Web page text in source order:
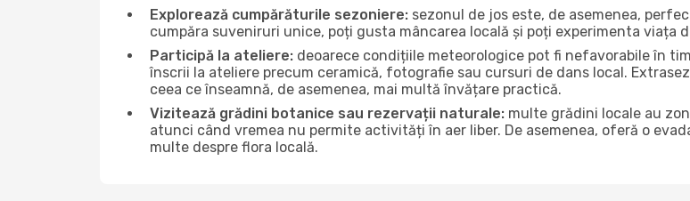
Explorează cumpărăturile sezoniere: sezonul de jos este, de asemenea,
cumpăra suveniruri unice, poți gusta mâncarea locală și poți experimenta viața
Participă la ateliere: deoarece condițiile meteorologice pot fi nefavorabile în
înscrii la ateliere precum ceramică, fotografie sau cursuri de dans local.
ceea ce înseamnă, de asemenea, mai multă învățare practică.
Vizitează grădini botanice sau rezervații naturale: multe grădini locale au
atunci când vremea nu permite activități în aer liber. De asemenea, oferă o
multe despre flora locală.